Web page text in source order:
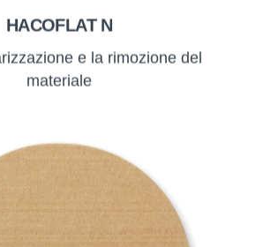
HACOFLAT N
e la rimozione del
materiale